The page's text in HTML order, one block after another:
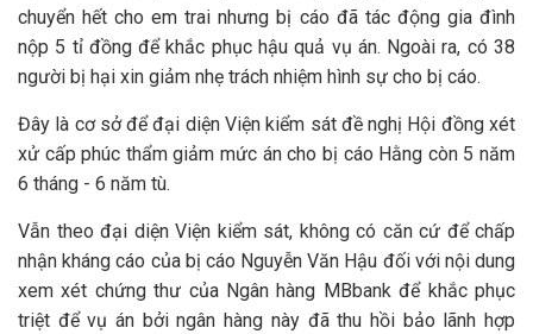
chuyển hết cho em trai nhưng bị cáo đã tác động gia đình
nộp 5 tỉ đồng để khắc phục hậu quả vụ án. Ngoài ra, có 38
người bị hại xin giảm nhẹ trách nhiệm hình sự cho bị cáo.
Đây là cơ sở để đại diện Viện kiểm sát đề nghị Hội đồng xét
xử cấp phúc thẩm giảm mức án cho bị cáo Hằng còn 5 năm
6 tháng - 6 năm tù.
Vẫn theo đại diện Viện kiểm sát, không có căn cứ để chấp
nhận kháng cáo của bị cáo Nguyễn Văn Hậu đối với nội dung
xem xét chứng thư của Ngân hàng MBbank để khắc phục
triệt để vụ án bởi ngân hàng này đã thu hồi bảo lãnh hợp